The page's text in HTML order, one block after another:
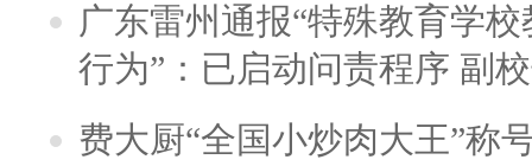
广东雷州通报“特殊教育学
行为”：已启动问责程序 副
费大厨“全国小炒肉大王”称